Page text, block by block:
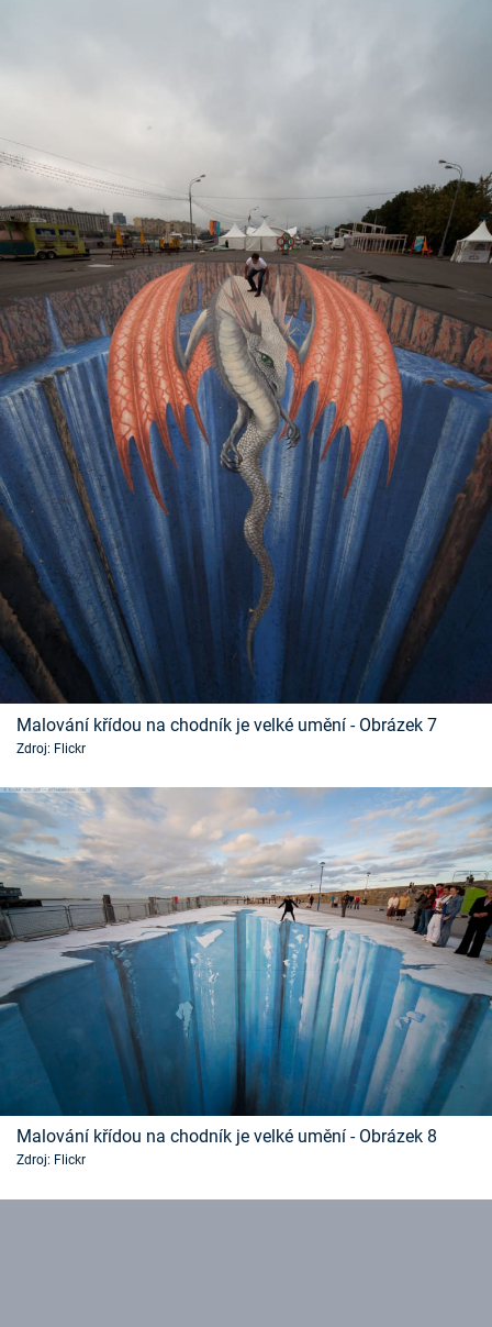
Malování křídou na chodník je velké umění - Obrázek 7
Zdroj: Flickr
Malování křídou na chodník je velké umění - Obrázek 8
Zdroj: Flickr